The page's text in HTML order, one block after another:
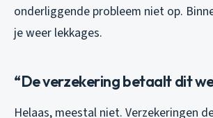
onderliggende probleem niet op.
je weer lekkages.
“De verzekering betaalt dit
Helaas, meestal niet. Verzekeringen